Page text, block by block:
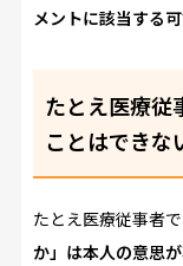
メントに該当する
たとえ医療従
ことはできな
たとえ医療従事者で
か」は本人の意思